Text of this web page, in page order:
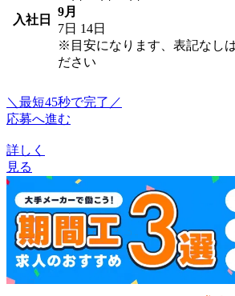
入社日
9月
7日 14日
※目安になります、表記なし
ださい
＼最短45秒で完了／
応募へ進む
詳しく
見る